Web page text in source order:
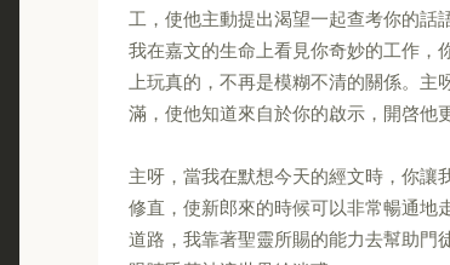
工，使他主動提出渴望一起查考你的話
我在嘉文的生命上看見你奇妙的工作，
上玩真的，不再是模糊不清的關係。
滿，使他知道來自於你的啟示，開啓他
主呀，當我在默想今天的經文時，你讓
修直，使新郎來的時候可以非常暢通地
道路，我靠著聖靈所賜的能力去幫助門